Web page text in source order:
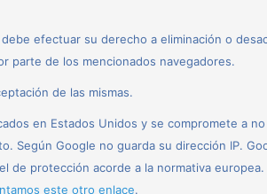
efectuar su derecho a eliminación o
parte de los mencionados navegadores.
de las mismas.
en Estados Unidos y se compromete a
Google no guarda su dirección IP.
protección acorde a la normativa
este otro enlace.